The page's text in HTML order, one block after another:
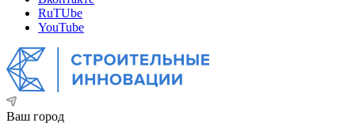
RuTUbe
YouTube
Ваш город